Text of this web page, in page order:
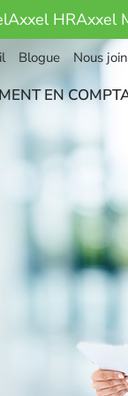
Axxel HRAxxel
Blogue Nous
EN